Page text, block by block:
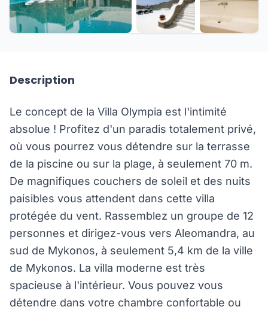
Description
Le concept de la Villa Olympia est l'intimité
absolue ! Profitez d'un paradis totalement privé,
où vous pourrez vous détendre sur la terrasse
de la piscine ou sur la plage, à seulement 70 m.
De magnifiques couchers de soleil et des nuits
paisibles vous attendent dans cette villa
protégée du vent. Rassemblez un groupe de 12
personnes et dirigez-vous vers Aleomandra, au
sud de Mykonos, à seulement 5,4 km de la ville
de Mykonos. La villa moderne est très
spacieuse à l'intérieur. Vous pouvez vous
détendre dans votre chambre confortable ou